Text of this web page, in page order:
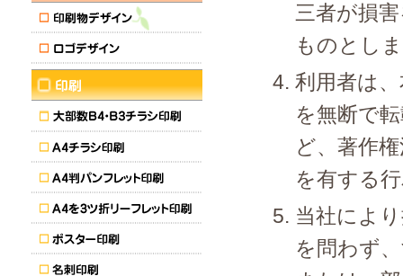
三者が損
ものとし
利用者は
を無断で
ど、著作
を有する
当社によ
を問わず